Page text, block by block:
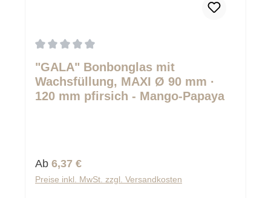
"GALA" Bonbonglas mit
Wachsfüllung, MAXI Ø 90 mm ·
120 mm pfirsich - Mango-Papaya
Regulärer Preis:
Ab 6,37 €
Preise inkl. MwSt. zzgl. Versandkosten